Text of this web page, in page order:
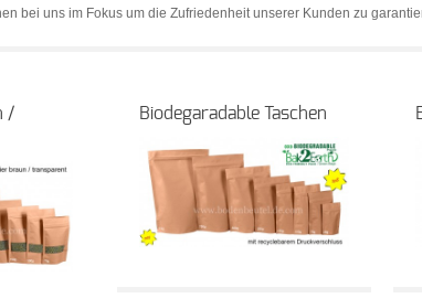
bei uns im Fokus um die Zufriedenheit unserer Kunden zu
/
Biodegaradable Taschen